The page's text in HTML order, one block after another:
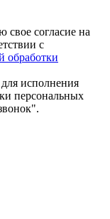
свое согласие на
с
обработки
исполнения
персональных